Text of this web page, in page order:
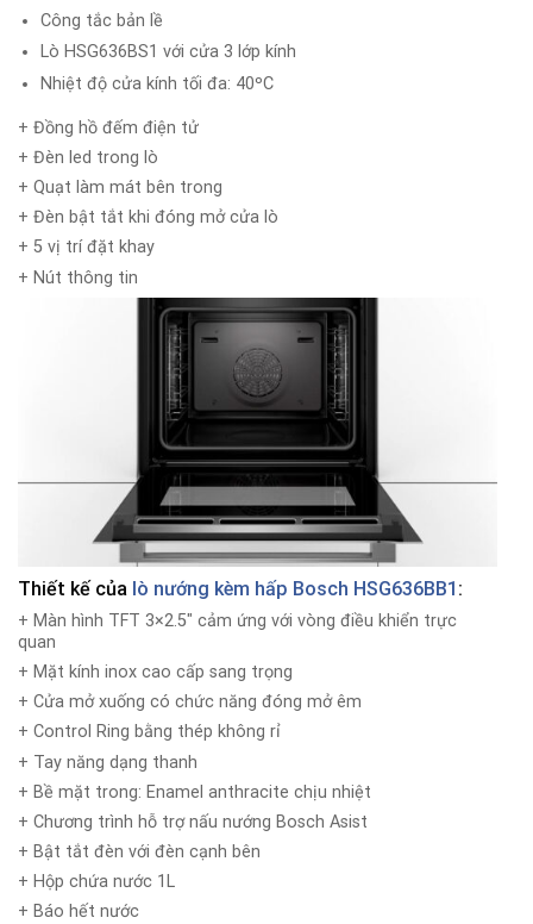
Công tắc bản lề
Lò HSG636BS1 với cửa 3 lớp kính
Nhiệt độ cửa kính tối đa: 40ºC
+ Đồng hồ đếm điện tử
+ Đèn led trong lò
+ Quạt làm mát bên trong
+ Đèn bật tắt khi đóng mở cửa lò
+ 5 vị trí đặt khay
+ Nút thông tin
Thiết kế của lò nướng kèm hấp Bosch HSG636BB1 :
+ Màn hình TFT 3×2.5″ cảm ứng với vòng điều khiển trực
quan
+ Mặt kính inox cao cấp sang trọng
+ Cửa mở xuống có chức năng đóng mở êm
+ Control Ring bằng thép không rỉ
+ Tay năng dạng thanh
+ Bề mặt trong: Enamel anthracite chịu nhiệt
+ Chương trình hỗ trợ nấu nướng Bosch Asist
+ Bật tắt đèn với đèn cạnh bên
+ Hộp chứa nước 1L
+ Báo hết nước